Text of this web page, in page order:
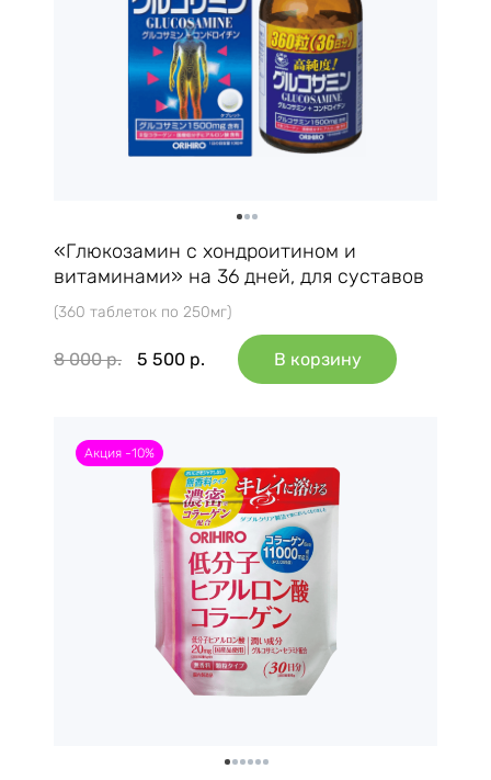
«Глюкозамин с хондроитином и
витаминами» на 36 дней, для суставов
(360 таблеток по 250мг)
8 000р. 5 500 р. В корзину
Акция -10%